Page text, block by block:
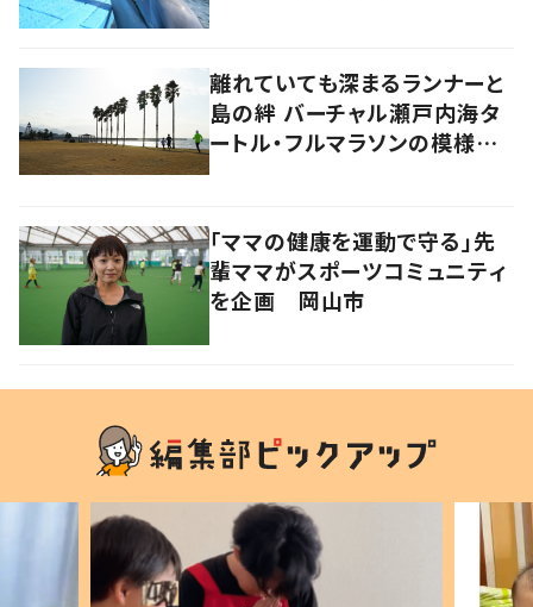
離れていても深まるランナーと
島の絆 バーチャル瀬戸内海タ
ートル・フルマラソンの模様を
「ママの健康を運動で守る」先
輩ママがスポーツコミュニティ
を企画 岡山市